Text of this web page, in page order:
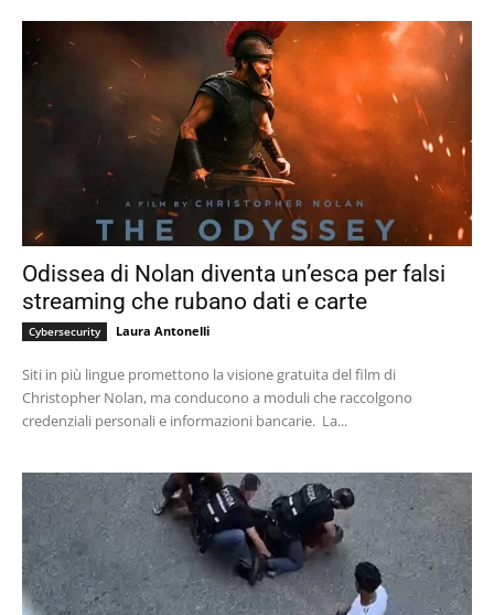
Odissea di Nolan diventa un’esca per falsi
streaming che rubano dati e carte
Cybersecurity Laura Antonelli
Siti in più lingue promettono la visione gratuita del film di
Christopher Nolan, ma conducono a moduli che raccolgono
credenziali personali e informazioni bancarie. La...